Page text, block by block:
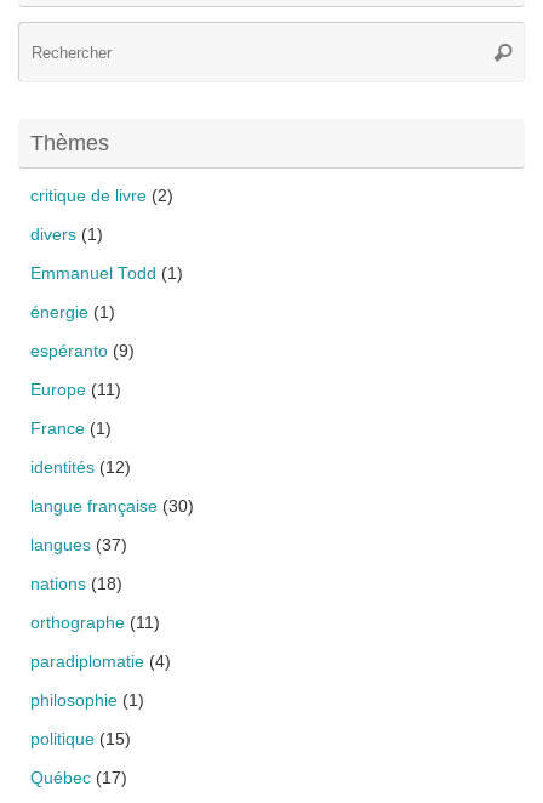
Thèmes
critique de livre (2)
divers (1)
Emmanuel Todd (1)
énergie (1)
espéranto (9)
Europe (11)
France (1)
identités (12)
langue française (30)
langues (37)
nations (18)
orthographe (11)
paradiplomatie (4)
philosophie (1)
politique (15)
Québec (17)